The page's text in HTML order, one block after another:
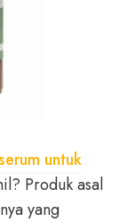
untuk
Produk asal
yang